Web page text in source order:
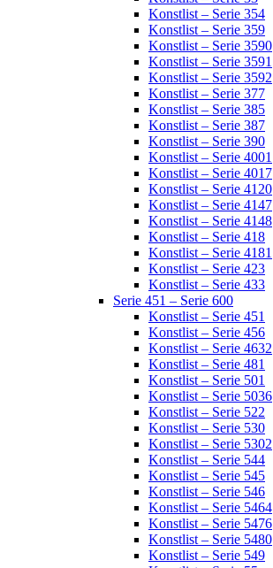
Konstlist – Serie 354
Konstlist – Serie 359
Konstlist – Serie 3590
Konstlist – Serie 3591
Konstlist – Serie 3592
Konstlist – Serie 377
Konstlist – Serie 385
Konstlist – Serie 387
Konstlist – Serie 390
Konstlist – Serie 4001
Konstlist – Serie 4017
Konstlist – Serie 4120
Konstlist – Serie 4147
Konstlist – Serie 4148
Konstlist – Serie 418
Konstlist – Serie 4181
Konstlist – Serie 423
Konstlist – Serie 433
Serie 451 – Serie 600
Konstlist – Serie 451
Konstlist – Serie 456
Konstlist – Serie 4632
Konstlist – Serie 481
Konstlist – Serie 501
Konstlist – Serie 5036
Konstlist – Serie 522
Konstlist – Serie 530
Konstlist – Serie 5302
Konstlist – Serie 544
Konstlist – Serie 545
Konstlist – Serie 546
Konstlist – Serie 5464
Konstlist – Serie 5476
Konstlist – Serie 5480
Konstlist – Serie 549